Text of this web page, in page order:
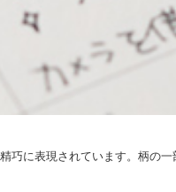
巧に表現されています。柄の